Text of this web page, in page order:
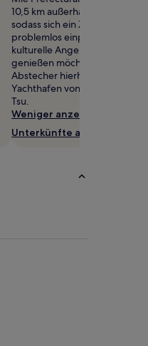
10,5 km außerhalb des
sodass sich ein Zwischenstopp
problemlos einplanen lässt.
kulturelle Angebot in Tsu in
genießen möchtest, plane
Abstecher hierhin: Saorina-
Yachthafen von Tsu und
Tsu.
Weniger anzeigen
Unterkünfte anzeigen